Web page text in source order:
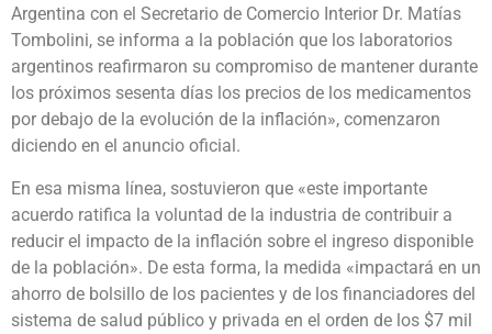
Argentina con el Secretario de Comercio Interior Dr. Matías
Tombolini, se informa a la población que los laboratorios
argentinos reafirmaron su compromiso de mantener durante
los próximos sesenta días los precios de los medicamentos
por debajo de la evolución de la inflación», comenzaron
diciendo en el anuncio oficial.
En esa misma línea, sostuvieron que «este importante
acuerdo ratifica la voluntad de la industria de contribuir a
reducir el impacto de la inflación sobre el ingreso disponible
de la población». De esta forma, la medida «impactará en un
ahorro de bolsillo de los pacientes y de los financiadores del
sistema de salud público y privada en el orden de los $7 mil